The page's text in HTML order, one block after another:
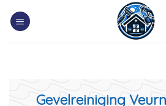
Gevelreiniging